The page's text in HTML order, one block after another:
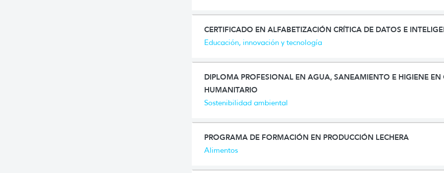
CERTIFICADO EN ALFABETIZACIÓN CRÍTICA DE DATOS E
Educación, innovación y tecnología
DIPLOMA PROFESIONAL EN AGUA, SANEAMIENTO E HIGIENE EN
HUMANITARIO
Sostenibilidad ambiental
PROGRAMA DE FORMACIÓN EN PRODUCCIÓN LECHERA
Alimentos